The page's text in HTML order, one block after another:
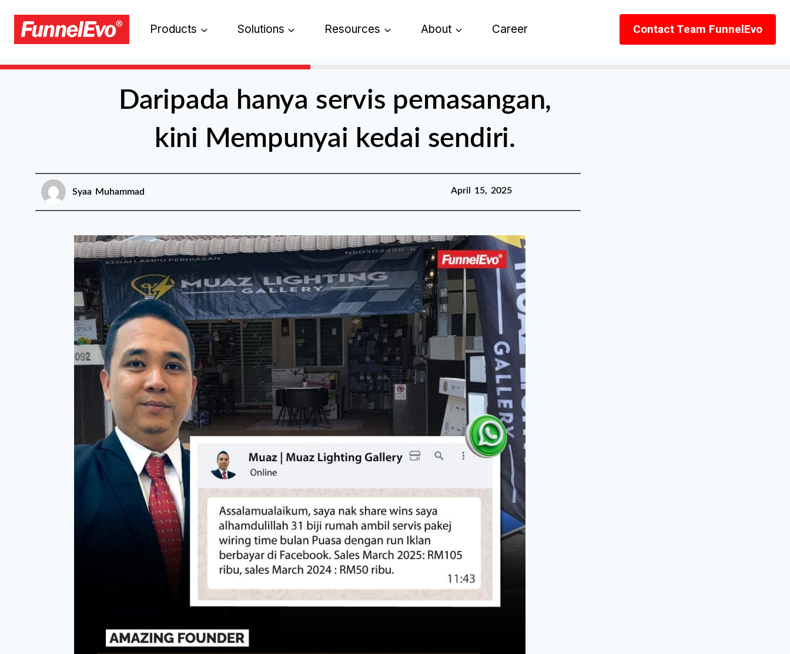
Products Solutions Resources About Career Contact Team FunnelEvo
Daripada hanya servis pemasangan,
kini Mempunyai kedai sendiri.
Syaa Muhammad April 15, 2025